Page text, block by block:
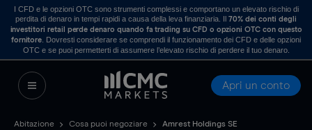
I CFD e le opzioni OTC sono strumenti complessi e comportano un elevato rischio di
perdita di denaro in tempi rapidi a causa della leva finanziaria. Il70% dei conti degli
investitori retail perde denaro quando fa trading su CFD o opzioni OTC con questo
fornitore . Dovresti considerare se comprendi il funzionamento dei CFD e delle opzioni
OTC e se puoi permetterti di assumere l’elevato rischio di perdere il tuo denaro.
Apri un conto
Abitazione Cosa puoi negoziare Amrest Holdings SE